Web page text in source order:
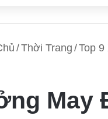
/Thời Trang /Top
May